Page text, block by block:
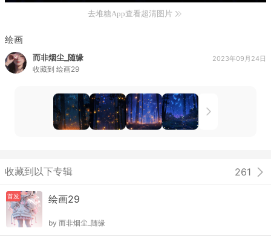
去堆糖App查看超清图片
绘画
而非烟尘_随缘
收藏到 绘画29
2023年09月24日
收藏到以下专辑 261
首发 绘画29
by 而非烟尘_随缘